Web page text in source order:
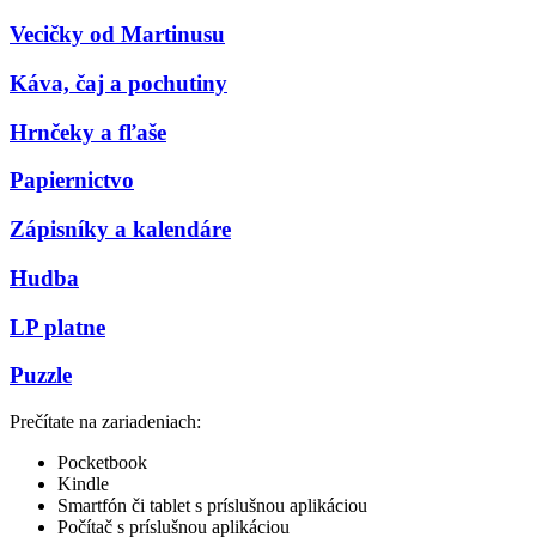
Vecičky od Martinusu
Káva, čaj a pochutiny
Hrnčeky a fľaše
Papiernictvo
Zápisníky a kalendáre
Hudba
LP platne
Puzzle
Prečítate na zariadeniach:
Pocketbook
Kindle
Smartfón či tablet s príslušnou aplikáciou
Počítač s príslušnou aplikáciou